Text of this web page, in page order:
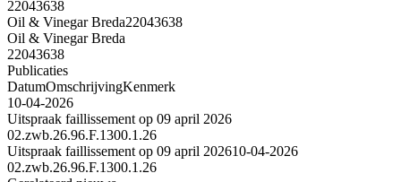
22043638
Oil & Vinegar Breda22043638
Oil & Vinegar Breda
22043638
Publicaties
DatumOmschrijvingKenmerk
10-04-2026
Uitspraak faillissement op 09 april 2026
02.zwb.26.96.F.1300.1.26
Uitspraak faillissement op 09 april 202610-04-2026
02.zwb.26.96.F.1300.1.26